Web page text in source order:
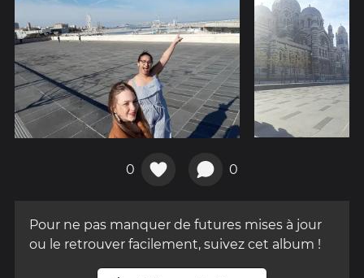
0 0
Pour ne pas manquer de futures mises à jour
ou le retrouver facilement, suivez cet album !